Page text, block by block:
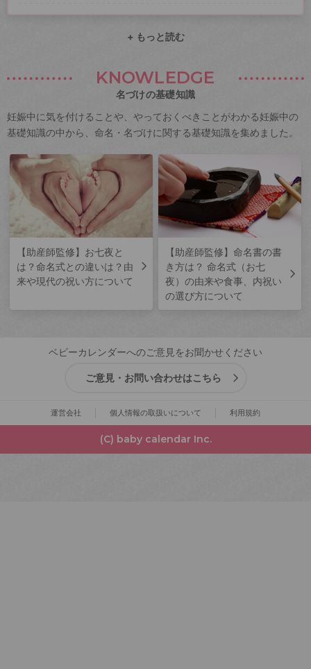
+ もっと読む
KNOWLEDGE
名づけの基礎知識
妊娠中に気を付けることや、やっておくべきことがわかる妊娠中の
基礎知識の中から、命名・名づけに関する基礎知識を集めました。
【助産師監修】お七夜と
は？命名式との違いは？由
来や現代の祝い方について
【助産師監修】命名書の書
き方は？ 命名式（お七
夜）の由来や食事、内祝い
の選び方について
ベビーカレンダーへのご意見をお聞かせください
ご意見・お問い合わせはこちら
運営会社 個人情報の取扱いについて 利用規約
(C) baby calendar Inc.